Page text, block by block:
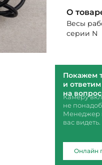
О
Весы
серии N
Покажем
и ответим
на
Камеру
не
Менеджер
вас видеть.
Онлайн